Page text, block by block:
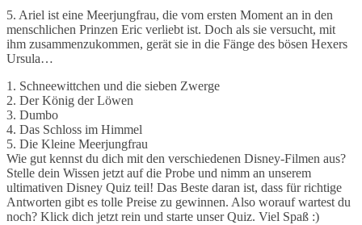
5. Ariel ist eine Meerjungfrau, die vom ersten Moment an in den
menschlichen Prinzen Eric verliebt ist. Doch als sie versucht, mit
ihm zusammenzukommen, gerät sie in die Fänge des bösen Hexers
Ursula…
1. Schneewittchen und die sieben Zwerge
2. Der König der Löwen
3. Dumbo
4. Das Schloss im Himmel
5. Die Kleine Meerjungfrau
Wie gut kennst du dich mit den verschiedenen Disney-Filmen aus?
Stelle dein Wissen jetzt auf die Probe und nimm an unserem
ultimativen Disney Quiz teil! Das Beste daran ist, dass für richtige
Antworten gibt es tolle Preise zu gewinnen. Also worauf wartest du
noch? Klick dich jetzt rein und starte unser Quiz. Viel Spaß :)